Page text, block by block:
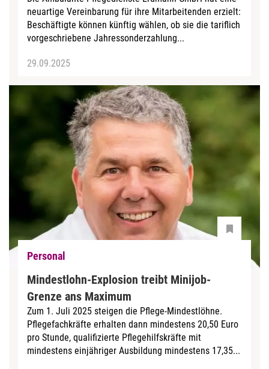
neuartige Vereinbarung für ihre Mitarbeitenden erzielt:
Beschäftigte können künftig wählen, ob sie die tariflich
vorgeschriebene Jahressonderzahlung...
29.09.2025
Personal
Mindestlohn-Explosion treibt Minijob-
Grenze ans Maximum
Zum 1. Juli 2025 steigen die Pflege-Mindestlöhne.
Pflegefachkräfte erhalten dann mindestens 20,50 Euro
pro Stunde, qualifizierte Pflegehilfskräfte mit
mindestens einjähriger Ausbildung mindestens 17,35...